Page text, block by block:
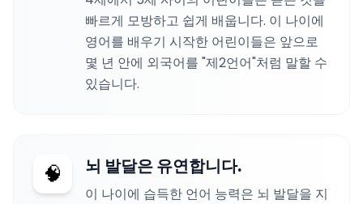
빠르게 모방하고 쉽게 배웁니다. 이 나이에
영어를 배우기 시작한 어린이들은 앞으로
몇 년 안에 외국어를 "제2언어"처럼 말할 수
있습니다.
🧠 뇌 발달은 유연합니다.
이 나이에 습득한 언어 능력은 뇌 발달을 지